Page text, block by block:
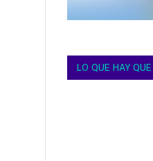
LO QUE HAY QUE